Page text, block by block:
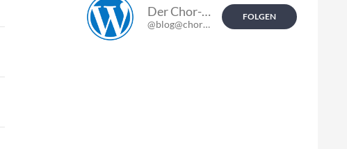
Der Chor-Blog.
@blog@chor-blog.de
FOLGEN